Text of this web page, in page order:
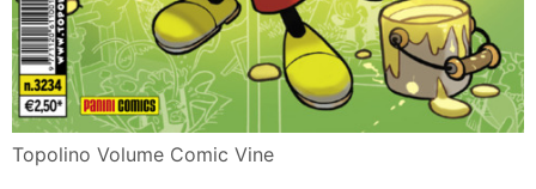
Topolino Volume Comic Vine